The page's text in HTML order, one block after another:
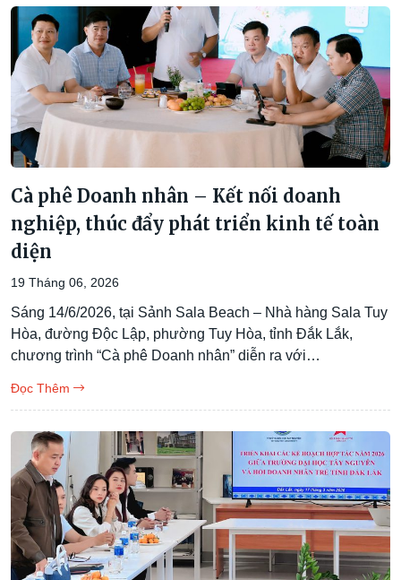
Cà phê Doanh nhân – Kết nối doanh
nghiệp, thúc đẩy phát triển kinh tế toàn
diện
19 Tháng 06, 2026
Sáng 14/6/2026, tại Sảnh Sala Beach – Nhà hàng Sala Tuy
Hòa, đường Độc Lập, phường Tuy Hòa, tỉnh Đắk Lắk,
chương trình “Cà phê Doanh nhân” diễn ra với…
Đọc Thêm